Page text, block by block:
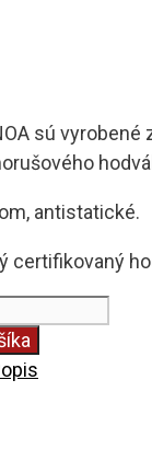
sú vyrobené
antistatické.
certifikovaný